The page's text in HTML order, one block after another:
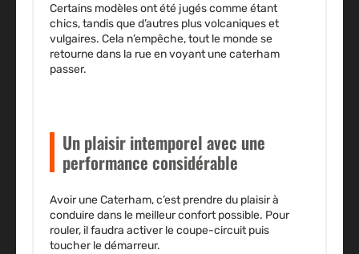
Certains modèles ont été jugés comme étant
chics, tandis que d’autres plus volcaniques et
vulgaires. Cela n’empêche, tout le mondese
retourne dans la rueen voyant une caterham
passer.
Un plaisir intemporel avec une
performance considérable
Avoir une Caterham, c’est prendre du plaisir à
conduire dans le meilleur confort possible. Pour
rouler, il faudra activer le coupe-circuit puis
toucher le démarreur.